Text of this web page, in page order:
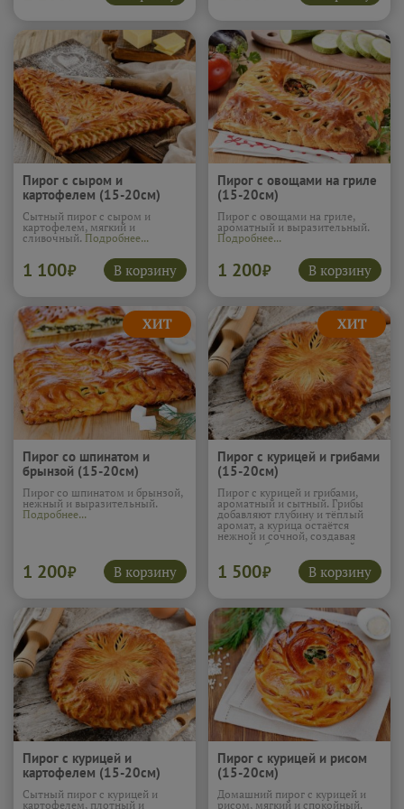
Пирог с сыром и
картофелем (15-20см)
Сытный пирог с сыром и
картофелем, мягкий и
сливочный. Подробнее...
1 100₽ В корзину
Пирог с овощами на гриле
(15-20см)
Пирог с овощами на гриле,
ароматный и выразительный.
Подробнее...
1 200₽ В корзину
Пирог со шпинатом и
брынзой (15-20см)
Пирог со шпинатом и брынзой,
нежный и выразительный.
Подробнее...
1 200₽ В корзину
Пирог с курицей и грибами
(15-20см)
Пирог с курицей и грибами,
ароматный и сытный. Грибы
добавляют глубину и тёплый
аромат, а курица остаётся
нежной и сочной, создавая
мягкий, сбалансированный
вкус. Тесто подчёркивает
начинку и удерживает
сочность, чтобы каждый
уютным и по-настоящему
домашним. Подробнее...
1 500₽ В корзину
Пирог с курицей и
картофелем (15-20см)
Сытный пирог с курицей и
картофелем, плотный и
Пирог с курицей и рисом
(15-20см)
Домашний пирог с курицей и
рисом, мягкий и спокойный.